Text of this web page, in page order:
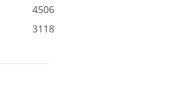
4506
3118